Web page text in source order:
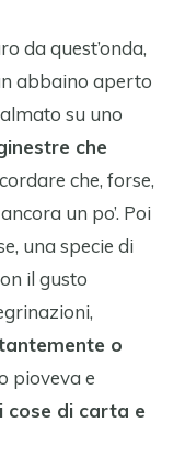
da quest’onda,
abbaino aperto
su uno
che
che, forse,
un po’. Poi
una specie di
il gusto
o
pioveva e
cose di carta e